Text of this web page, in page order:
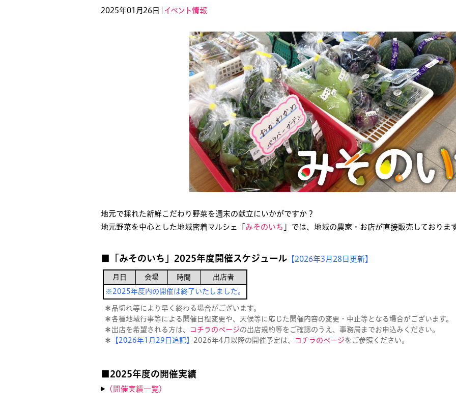
2025年01月26日｜ イベント情報
地元で採れた新鮮こだわり野菜を週末の献立にいかがですか？
地元野菜を中心とした地域密着マルシェ「 みそのいち 」では、地域の農家・お店が直接販売しておりま
■「みそのいち」2025年度開催スケジュール 【2026年3月28日更新】
月日 会場 時間
出店者
※2025年度内の開催は終了いたしました。
＊ 品切れ等により早く終わる場合がございます。
＊ 各種地域行事等による開催日程変更や、天候等に応じた開催内容の変更・中止等となる場合がございます。
＊ 出店を希望される方は、 コチラのページの出店規約等をご確認のうえ、事務局までお申込みください。
＊
【2026年1月29日追記】 2026年4月以降の開催予定は、 コチラのページをご参照ください。
■2025年度の開催実績
(開催実績一覧)